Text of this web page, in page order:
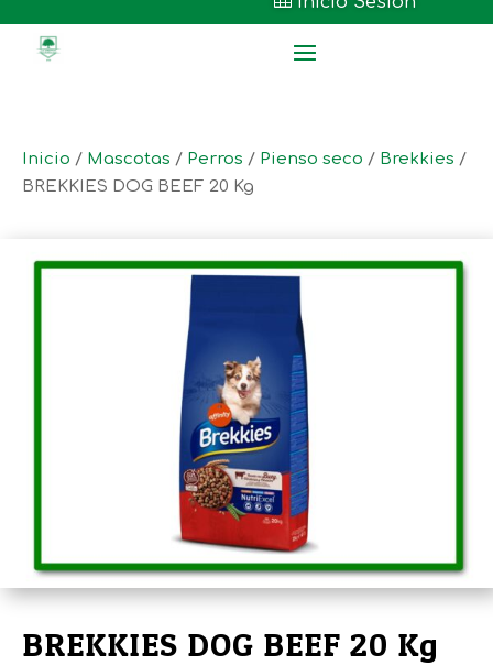
Inicio / Mascotas / Perros / Pienso seco / Brekkies /
BREKKIES DOG BEEF 20 Kg
BREKKIES DOG BEEF 20 Kg